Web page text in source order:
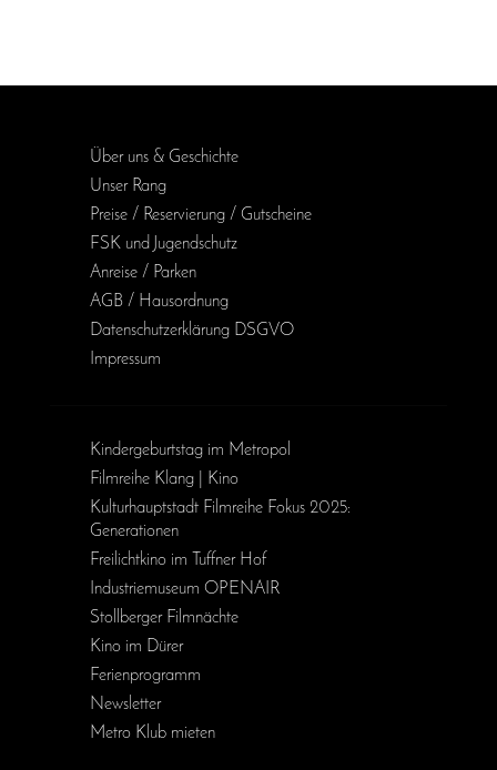
Über uns & Geschichte
Unser Rang
Preise / Reservierung / Gutscheine
FSK und Jugendschutz
Anreise / Parken
AGB / Haus­ordnung
Daten­schutz­erklärung DSGVO
Impressum
Kinder­geburts­tag im Metropol
Filmreihe Klang | Kino
Kulturhauptstadt Filmreihe Fokus 2025:
Generationen
Freilichtkino im Tuffner Hof
Industriemuseum OPENAIR
Stollberger Filmnächte
Kino im Dürer
Ferienprogramm
Newsletter
Metro Klub mieten